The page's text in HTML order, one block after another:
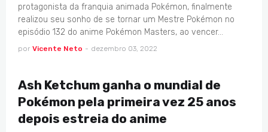
protagonista da franquia animada Pokémon, finalmente
realizou seu sonho de se tornar um Mestre Pokémon no
episódio 132 do anime Pokémon Masters, ao vencer…
por Vicente Neto - dezembro 03, 2022
Ash Ketchum ganha o mundial de
Pokémon pela primeira vez 25 anos
depois estreia do anime